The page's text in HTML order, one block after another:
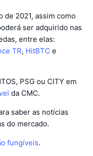
de 2021, assim como
ser adquirido nas
entre elas:
TR, HitBTC e
PSG ou CITY em
da CMC.
saber as notícias
do mercado.
fungíveis.